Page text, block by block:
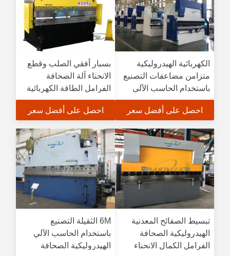
الكهربائية الهيدروليكية
متزامن مضاعفات التصنيع
باستخدام الحاسب الآلي
الصحافة الفرامل 4 محاور
100 طن 3200احصل على أفضل سعر
بسبار أفقي الصلب وقطع
الانحناء آلة الصحافة
الفرامل الطاقة الكهربائية
التلقائي بالكامل
احصل على أفضل سعر
تبسيط الصفائح المعدنية
الهيدروليكية الصحافة
الفرامل الكمال الانحناء
6M الثقيلة التصنيع
باستخدام الحاسب الآلي
الهيدروليكية الصحافة